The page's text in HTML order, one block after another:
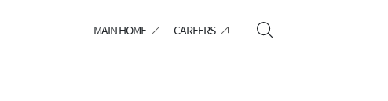
MAIN HOME CAREERS